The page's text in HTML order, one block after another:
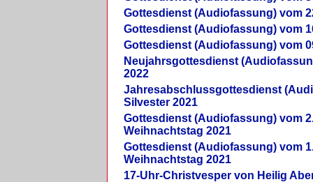
Gottesdienst (Audiofassung) vom
Gottesdienst (Audiofassung) vom
Gottesdienst (Audiofassung) vom
Neujahrsgottesdienst
2022
Jahresabschlussgottesdienst
Silvester 2021
Gottesdienst (Audiofassung) vom
Weihnachtstag 2021
Gottesdienst (Audiofassung) vom
Weihnachtstag 2021
17-Uhr-Christvesper von Heilig